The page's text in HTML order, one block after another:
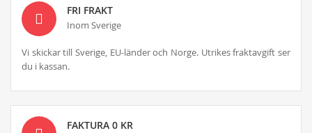
FRI FRAKT
Inom Sverige
Vi skickar till Sverige, EU-länder och Norge. Utrikes fraktavgift ser
du i kassan.
FAKTURA 0 KR